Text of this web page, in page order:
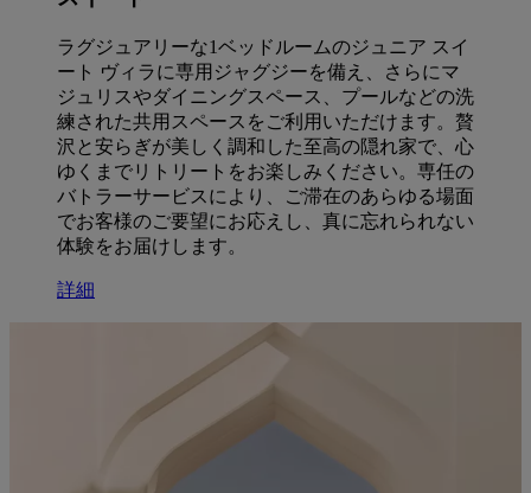
ラグジュアリーな1ベッドルームのジュニア スイ
ート ヴィラに専用ジャグジーを備え、さらにマ
ジュリスやダイニングスペース、プールなどの洗
練された共用スペースをご利用いただけます。贅
沢と安らぎが美しく調和した至高の隠れ家で、心
ゆくまでリトリートをお楽しみください。専任の
バトラーサービスにより、ご滞在のあらゆる場面
でお客様のご要望にお応えし、真に忘れられない
体験をお届けします。
詳細